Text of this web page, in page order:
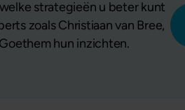
strategieën u beter kunt
zoals Christiaan van Bree,
hun inzichten.